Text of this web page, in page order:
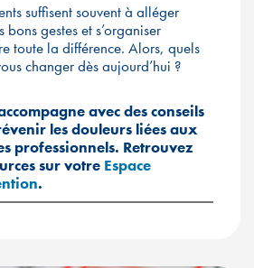
suffisent souvent à alléger
bons gestes et s’organiser
toute la différence. Alors, quels
changer dès aujourd’hui ?
avec des conseils
les douleurs liées aux
professionnels. Retrouvez
sur votre Espace
.